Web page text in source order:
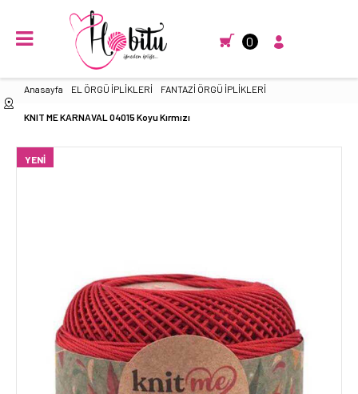
0
Anasayfa EL ÖRGÜ İPLİKLERİ FANTAZİ ÖRGÜ İPLİKLERİ
KNIT ME KARNAVAL 04015 Koyu Kırmızı
YENI